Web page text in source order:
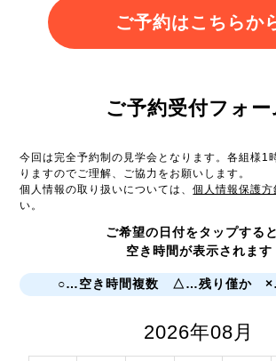
ご予約はこちらか
ご予約受付フォー
今回は完全予約制の見学会となります。各組様1
りますのでご理解、ご協力をお願いします。
個人情報の取り扱いについては、個人情報保護方
い。
ご希望の日付をタップすると
空き時間が表示されます
○…空き時間複数 △…残り僅か
2026年08月